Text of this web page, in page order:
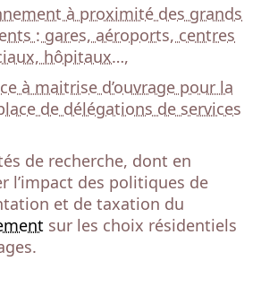
à proximité des grands
: gares, aéroports, centres
hôpitaux…,
à maitrise d’ouvrage pour la
de délégations de services
de recherche, dont en
l’impact des politiques de
et de taxation du
sur les choix résidentiels